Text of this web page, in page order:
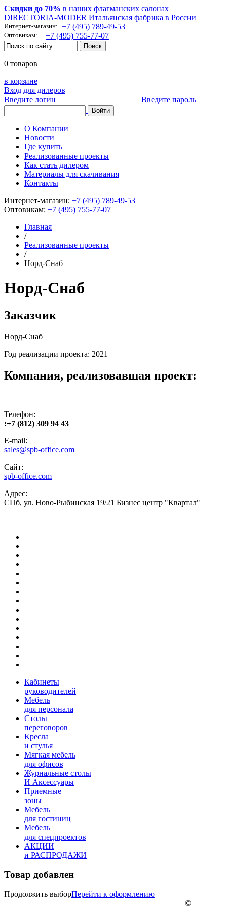
Скидки до 70% в наших флагманских салонах
DIRECTORIA-MODER Итальянская фабрика в России
Интернет-магазин: +7 (495) 789-49-53
Оптовикам: +7 (495) 755-77-07
0 товаров
в корзине
Вход для дилеров
Введите логин
Введите пароль
О Компании
Новости
Где купить
Реализованные проекты
Как стать дилером
Материалы для скачивания
Контакты
Интернет-магазин: +7 (495) 789-49-53
Оптовикам: +7 (495) 755-77-07
Главная
/
Реализованные проекты
/
Норд-Снаб
Норд-Снаб
Заказчик
Норд-Снаб
Год реализации проекта: 2021
Компания, реализовавшая проект:
Телефон:
:+7 (812) 309 94 43
E-mail:
sales@spb-office.com
Сайт:
spb-office.com
Адрес:
СПб, ул. Ново-Рыбинская 19/21 Бизнес центр "Квартал"
Кабинеты
руководителей
Мебель
для персонала
Столы
переговоров
Кресла
и стулья
Мягкая мебель
для офисов
Журнальные столы
И Аксессуары
Приемные
зоны
Мебель
для гостиниц
Мебель
для cпецпроектов
АКЦИИ
и РАСПРОДАЖИ
Товар добавлен
Продолжить выборПерейти к оформлению
©